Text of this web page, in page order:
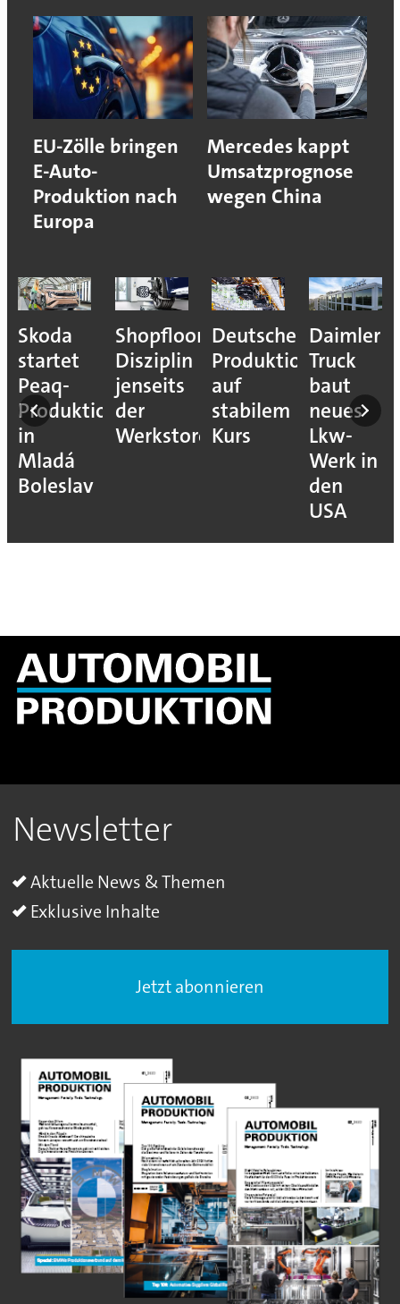
EU-Zölle bringen
E-Auto-
Produktion nach
Europa
Mercedes kappt
Umsatzprognose
wegen China
Skoda
startet
Peaq-
Produktion
in
Mladá
Boleslav
Shopfloor-
Disziplin
jenseits
der
Werkstore
Deutsche
Produktion
auf
stabilem
Kurs
Daimler
Truck
baut
neues
Lkw-
Werk in
den
USA
Newsletter
Aktuelle News & Themen
Exklusive Inhalte
Jetzt abonnieren